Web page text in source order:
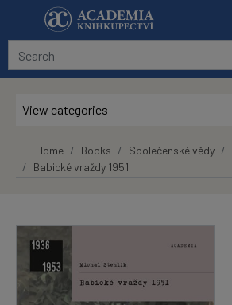
Skip to main content
View categories
Home Books Společenské vědy
Babické vraždy 1951